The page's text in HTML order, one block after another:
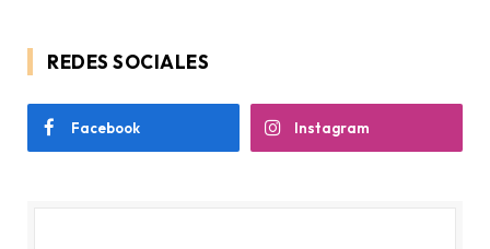
REDES SOCIALES
Facebook Instagram